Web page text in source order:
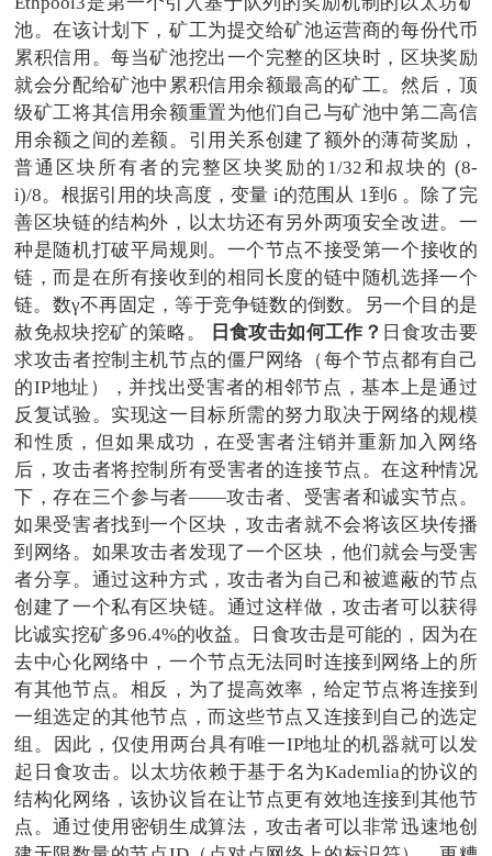
池。在该计划下，矿工为提交给矿池运营商的每份代币
累积信用。每当矿池挖出一个完整的区块时，区块奖励
就会分配给矿池中累积信用余额最高的矿工。然后，顶
级矿工将其信用余额重置为他们自己与矿池中第二高信
用余额之间的差额。引用关系创建了额外的薄荷奖励，
普通区块所有者的完整区块奖励的1/32和叔块的 (8-
i)/8。根据引用的块高度，变量 i的范围从 1到6 。除了完
善区块链的结构外，以太坊还有另外两项安全改进。一
种是随机打破平局规则。一个节点不接受第一个接收的
链，而是在所有接收到的相同长度的链中随机选择一个
链。数γ不再固定，等于竞争链数的倒数。另一个目的是
赦免叔块挖矿的策略。
日食攻击如何工作？ 日食攻击要
求攻击者控制主机节点的僵尸网络（每个节点都有自己
的IP地址），并找出受害者的相邻节点，基本上是通过
反复试验。实现这一目标所需的努力取决于网络的规模
和性质，但如果成功，在受害者注销并重新加入网络
后，攻击者将控制所有受害者的连接节点。在这种情况
下，存在三个参与者——攻击者、受害者和诚实节点。
如果受害者找到一个区块，攻击者就不会将该区块传播
到网络。如果攻击者发现了一个区块，他们就会与受害
者分享。通过这种方式，攻击者为自己和被遮蔽的节点
创建了一个私有区块链。通过这样做，攻击者可以获得
比诚实挖矿多96.4%的收益。日食攻击是可能的，因为在
去中心化网络中，一个节点无法同时连接到网络上的所
有其他节点。相反，为了提高效率，给定节点将连接到
一组选定的其他节点，而这些节点又连接到自己的选定
组。因此，仅使用两台具有唯一IP地址的机器就可以发
起日食攻击。以太坊依赖于基于名为Kademlia的协议的
结构化网络，该协议旨在让节点更有效地连接到其他节
点。通过使用密钥生成算法，攻击者可以非常迅速地创